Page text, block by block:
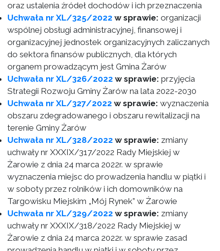
oraz ustalenia źródeł dochodów i ich przeznaczenia
Uchwała nr XL/325/2022 w sprawie: organizacji
wspólnej obsługi administracyjnej, finansowej i
organizacyjnej jednostek organizacyjnych zaliczanych
do sektora finansów publicznych, dla których
organem prowadzącym jest Gmina Żarów
Uchwała nr XL/326/2022 w sprawie: przyjęcia
Strategii Rozwoju Gminy Żarów na lata 2022-2030
Uchwała nr XL/327/2022 w sprawie: wyznaczenia
obszaru zdegradowanego i obszaru rewitalizacji na
terenie Gminy Żarów
Uchwała nr XL/328/2022 w sprawie: zmiany
uchwały nr XXXIX/317/2022 Rady Miejskiej w
Żarowie z dnia 24 marca 2022r. w sprawie
wyznaczenia miejsc do prowadzenia handlu w piątki i
w soboty przez rolników i ich domowników na
Targowisku Miejskim „Mój Rynek” w Żarowie
Uchwała nr XL/329/2022 w sprawie: zmiany
uchwały nr XXXIX/318/2022 Rady Miejskiej w
Żarowie z dnia 24 marca 2022r. w sprawie zasad